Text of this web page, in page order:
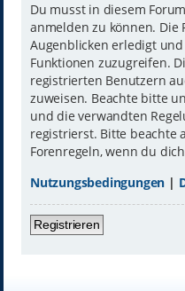
Du musst in diesem
anmelden zu können. Die
Augenblicken erledigt
Funktionen zuzugreifen.
registrierten Benutzern
zuweisen. Beachte bitte
und die verwandten
registrierst. Bitte beachte
Forenregeln, wenn du
Nutzungsbedingungen |
Registrieren